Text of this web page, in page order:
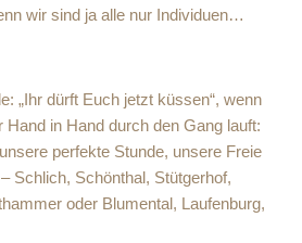
wir sind ja alle nur Individuen…
„Ihr dürft Euch jetzt küssen“, wenn
Hand in Hand durch den Gang lauft:
perfekte Stunde, unsere Freie
Schlich, Schönthal, Stütgerhof,
oder Blumental, Laufenburg,